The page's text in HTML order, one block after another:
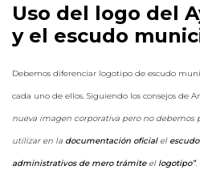
Uso del logo del
y el escudo
Debemos diferenciar logotipo de escudo
cada uno de ellos. Siguiendo los consejos de
nueva imagen corporativa pero no debemos
utilizar en la documentación oficialel
administrativos de mero trámiteel logotipo”.